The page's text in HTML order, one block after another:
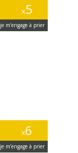
x5
je m’engage à prier
x6
je m’engage à prier